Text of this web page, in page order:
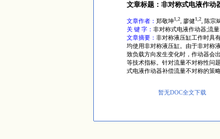
文章标题：非对称式电液作动
文章作者： 郑敬坤1,2, 廖健1,2, 陈宗
关 键 字： 非对称式电液作动器;流
文章摘要： 非对称液压缸工作时具
均使用非对称液压缸。由于非对称
致负载方向发生变化时，作动器会
等技术指标。针对流量不对称性问
式电液作动器补偿流量不对称的策
暂无DOC全文下载